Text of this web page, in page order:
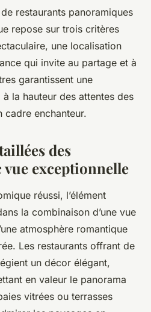
restaurants panoramiques
repose sur trois critères
une localisation
qui invite au partage et à
garantissent une
la hauteur des attentes des
cadre enchanteur.
des
vue exceptionnelle
réussi, l’élément
la combinaison d’une vue
atmosphère romantique
Les restaurants offrant de
un décor élégant,
en valeur le panorama
vitrées ou terrasses